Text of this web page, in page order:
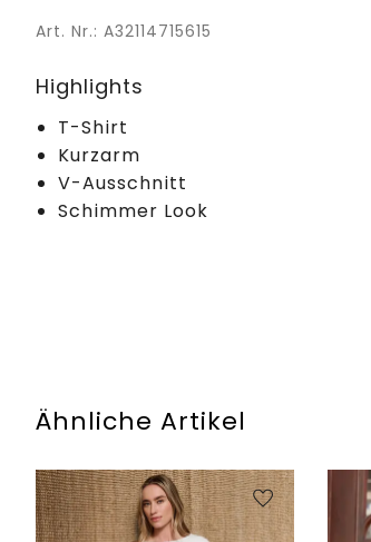
Art. Nr.: A32114715615
Highlights
T-Shirt
Kurzarm
V-Ausschnitt
Schimmer Look
Ähnliche Artikel